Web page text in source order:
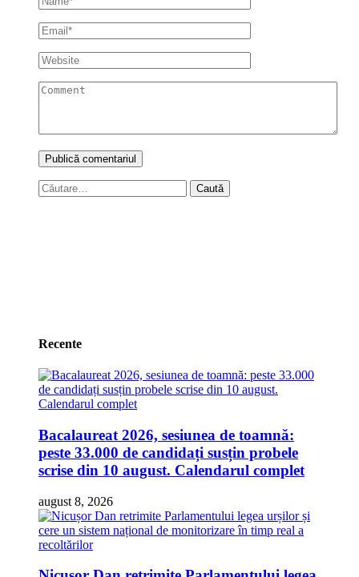
Caută
după:
Recente
Bacalaureat 2026, sesiunea de toamnă:
peste 33.000 de candidați susțin probele
scrise din 10 august. Calendarul complet
august 8, 2026